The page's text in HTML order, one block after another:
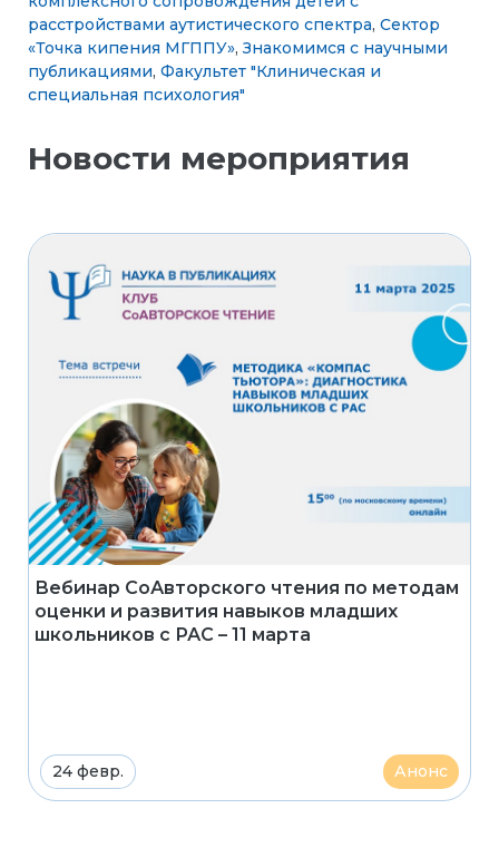
расстройствами аутистического спектра, Сектор
«Точка кипения МГППУ»,Знакомимся с научными
публикациями, Факультет "Клиническая и
специальная психология"
Новости мероприятия
Вебинар СоАвторского чтения по методам
оценки и развития навыков младших
школьников с РАС – 11 марта
24 февр. Анонс